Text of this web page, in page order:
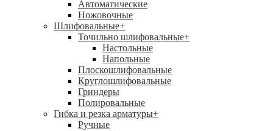
Автоматические
Ножовочные
Шлифовальные+
Точильно шлифовальные+
Настольные
Напольные
Плоскошлифовальные
Круглошлифовальные
Гриндеры
Полировальные
Гибка и резка арматуры+
Ручные